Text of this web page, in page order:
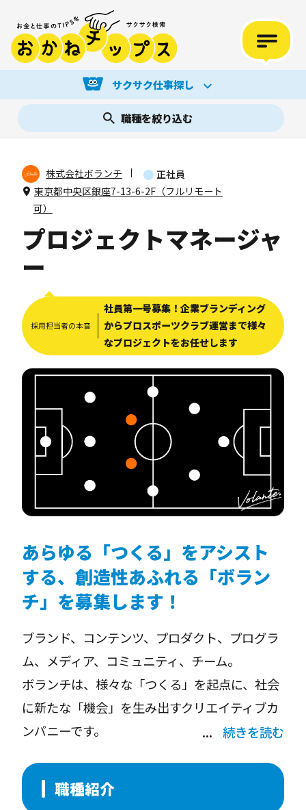
サクサク仕事探し
職種を絞り込む
株式会社ボランチ
正社員
東京都中央区銀座7-13-6-2F（フルリモート
可）
プロジェクトマネージャ
ー
採用担当者の本音
社員第一号募集！企業ブランディング
からプロスポーツクラブ運営まで様々
なプロジェクトをお任せします
あらゆる「つくる」をアシスト
する、創造性あふれる「ボラン
チ」を募集します！
ブランド、コンテンツ、プロダクト、プログラ
ム、メディア、コミュニティ、チーム。
ボランチは、様々な「つくる」を起点に、社会
に新たな「機会」を生み出すクリエイティブカ
ンパニーです。
創造性あふれるプロデューサー/プロジェクト
マネージャーを募集しています。
続きを読む
職種紹介